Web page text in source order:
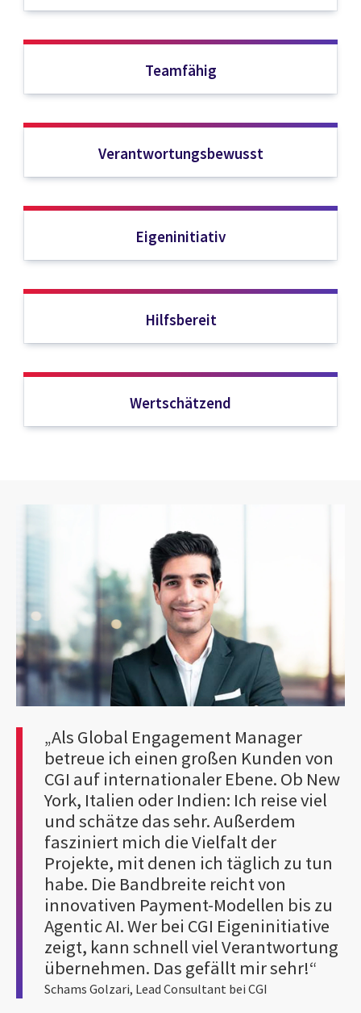
Teamfähig
Verantwortungsbewusst
Eigeninitiativ
Hilfsbereit
Wertschätzend
„Als Global Engagement Manager
betreue ich einen großen Kunden von
CGI auf internationaler Ebene. Ob New
York, Italien oder Indien: Ich reise viel
und schätze das sehr. Außerdem
fasziniert mich die Vielfalt der
Projekte, mit denen ich täglich zu tun
habe. Die Bandbreite reicht von
innovativen Payment-Modellen bis zu
Agentic AI. Wer bei CGI Eigeninitiative
zeigt, kann schnell viel Verantwortung
übernehmen. Das gefällt mir sehr!“
Schams Golzari, Lead Consultant bei CGI